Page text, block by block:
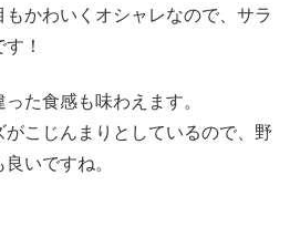
かわいくオシャレなので、サラ
！
た食感も味わえます。
こじんまりとしているので、野
いですね。